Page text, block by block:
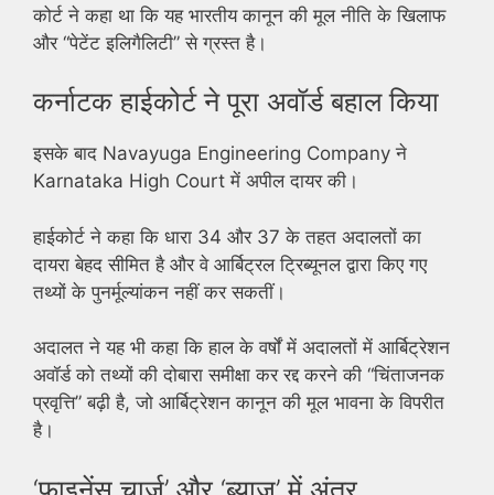
कोर्ट ने कहा था कि यह भारतीय कानून की मूल नीति के खिलाफ
और “पेटेंट इलिगैलिटी” से ग्रस्त है।
कर्नाटक हाईकोर्ट ने पूरा अवॉर्ड बहाल किया
इसके बाद Navayuga Engineering Company ने
Karnataka High Court में अपील दायर की।
हाईकोर्ट ने कहा कि धारा 34 और 37 के तहत अदालतों का
दायरा बेहद सीमित है और वे आर्बिट्रल ट्रिब्यूनल द्वारा किए गए
तथ्यों के पुनर्मूल्यांकन नहीं कर सकतीं।
अदालत ने यह भी कहा कि हाल के वर्षों में अदालतों में आर्बिट्रेशन
अवॉर्ड को तथ्यों की दोबारा समीक्षा कर रद्द करने की “चिंताजनक
प्रवृत्ति” बढ़ी है, जो आर्बिट्रेशन कानून की मूल भावना के विपरीत
है।